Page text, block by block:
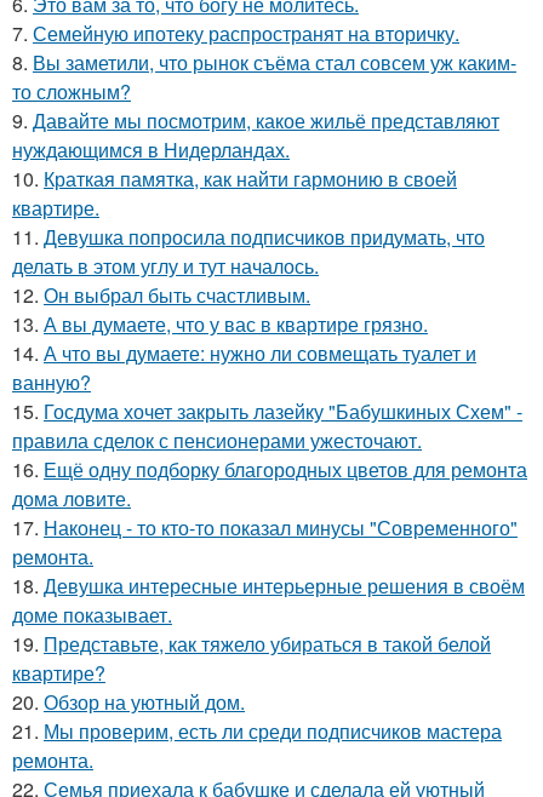
7. Семейную ипотеку распространят на вторичку.
8. Вы заметили, что рынок съёма стал совсем уж каким-
то сложным?
9. Давайте мы посмотрим, какое жильё представляют
нуждающимся в Нидерландах.
10. Краткая памятка, как найти гармонию в своей
квартире.
11. Девушка попросила подписчиков придумать, что
делать в этом углу и тут началось.
12. Он выбрал быть счастливым.
13. А вы думаете, что у вас в квартире грязно.
14. А что вы думаете: нужно ли совмещать туалет и
ванную?
15. Госдума хочет закрыть лазейку "Бабушкиных Схем" -
правила сделок с пенсионерами ужесточают.
16. Ещё одну подборку благородных цветов для ремонта
дома ловите.
17. Наконец - то кто-то показал минусы "Современного"
ремонта.
18. Девушка интересные интерьерные решения в своём
доме показывает.
19. Представьте, как тяжело убираться в такой белой
квартире?
20. Обзор на уютный дом.
21. Мы проверим, есть ли среди подписчиков мастера
ремонта.
22. Семья приехала к бабушке и сделала ей уютный